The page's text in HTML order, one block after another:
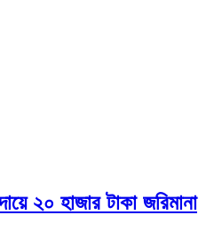
২০ হাজার টাকা জরিমানা